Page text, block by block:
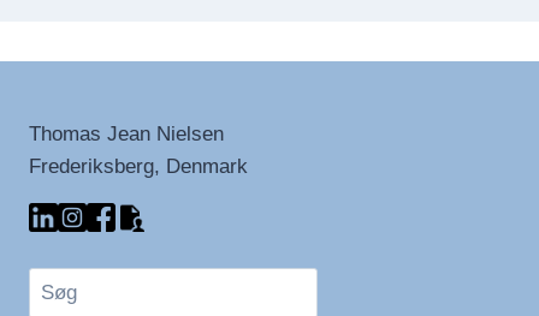
Thomas Jean Nielsen
Frederiksberg, Denmark
Søg